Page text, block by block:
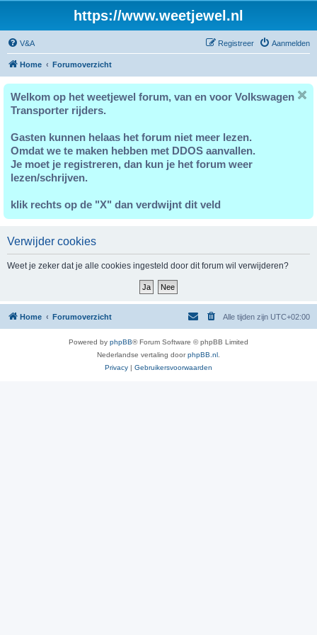
https://www.weetjewel.nl
V&A Aanmelden
Registreer
Home Forumoverzicht
Welkom op het weetjewel forum, van en voor Volkswagen
Transporter rijders.
Gasten kunnen helaas het forum niet meer lezen.
Omdat we te maken hebben met DDOS aanvallen.
Je moet je registreren, dan kun je het forum weer
lezen/schrijven.
klik rechts op de "X" dan verdwijnt dit veld
Verwijder cookies
Weet je zeker dat je alle cookies ingesteld door dit forum wil verwijderen?
Home Forumoverzicht Alle tijden zijn UTC+02:00
Powered by phpBB® Forum Software © phpBB Limited
Nederlandse vertaling doorphpBB.nl
Privacy | Gebruikersvoorwaarden